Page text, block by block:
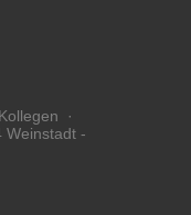
·
-